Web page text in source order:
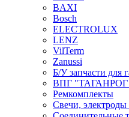
BAXI
Bosch
ELECTROLUX
LENZ
VilTerm
Zanussi
Б/У запчасти для
ВПГ
Ремкомплекты
Свечи,